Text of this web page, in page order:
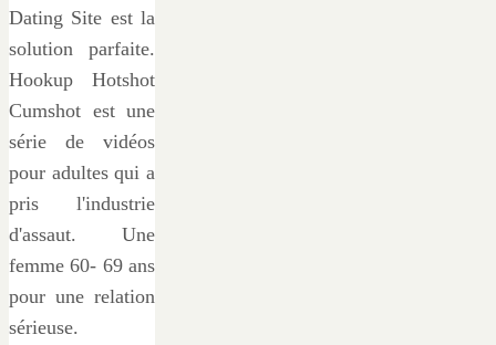
Dating Site est la
solution parfaite.
Hookup Hotshot
Cumshot est une
série de vidéos
pour adultes qui a
pris l'industrie
d'assaut. Une
femme 60- 69 ans
pour une relation
sérieuse.